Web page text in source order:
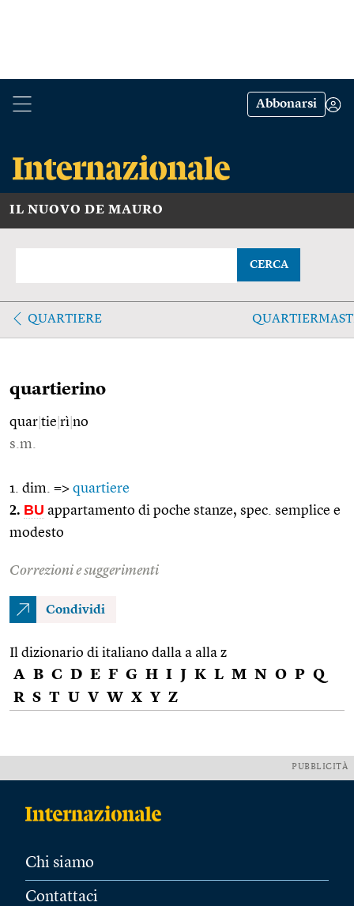
Abbonarsi
IL NUOVO DE MAURO
CERCA
QUARTIERE
quartierino
quar tie rì no
s.m.
1. dim. => quartiere
2. BU appartamento di poche stanze, spec. semplice e
modesto
Correzioni e suggerimenti
Condividi
Il dizionario di italiano dalla a alla z
A B C D E F G H I J K L M N O P Q
R S T U V W X Y Z
PUBBLICITÀ
Chi siamo
Contattaci